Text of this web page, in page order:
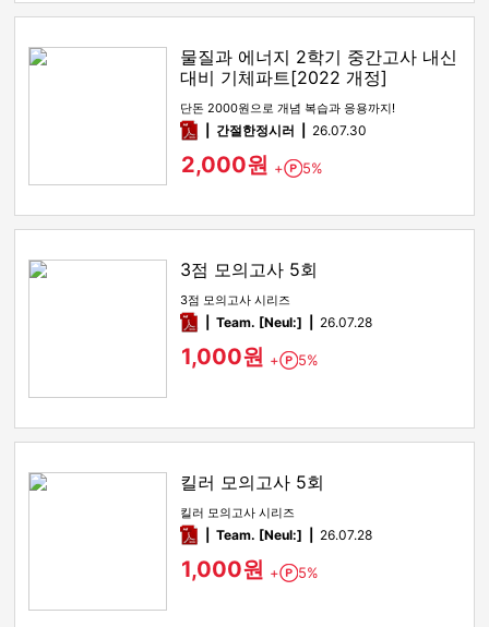
물질과 에너지 2학기 중간고사 내신
대비 기체파트[2022 개정]
단돈 2000원으로 개념 복습과 응용까지!
pdf간절한정시러 26.07.30
2,000원 + Point
5%
3점 모의고사 5회
3점 모의고사 시리즈
pdfTeam. [Neul:] 26.07.28
1,000원 + Point
5%
킬러 모의고사 5회
킬러 모의고사 시리즈
pdfTeam. [Neul:] 26.07.28
1,000원 + Point
5%